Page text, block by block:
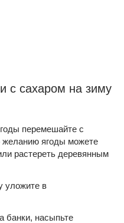
с сахаром на зиму
перемешайте с
желанию ягоды можете
растереть деревянным
уложите в
банки, насыпьте